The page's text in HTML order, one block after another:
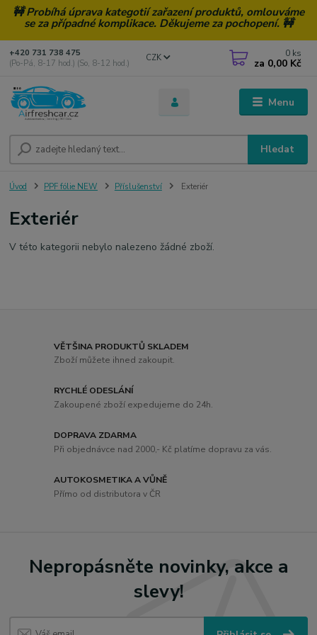
🚧 Probíhá úprava kategotií zařazení produktů, omlouváme
se za případné komplikace. Děkujeme za pochopení. 🚧
Menu
CZK
Hledat
+420 731 738 475
(Po-Pá, 8-17 hod.) (So, 8-12 hod.)
0 ks
za 0,00 Kč
Úvod PPF fólie NEW Příslušenství Exteriér
Exteriér
V této kategorii nebylo nalezeno žádné zboží.
VĚTŠINA PRODUKTŮ SKLADEM
Zboží můžete ihned zakoupit.
RYCHLÉ ODESLÁNÍ
Zakoupené zboží expedujeme do 24h.
DOPRAVA ZDARMA
Při objednávce nad 2000,- Kč platíme dopravu za vás.
AUTOKOSMETIKA A VŮNĚ
Přímo od distributora v ČR
Nepropásněte novinky, akce a
slevy!